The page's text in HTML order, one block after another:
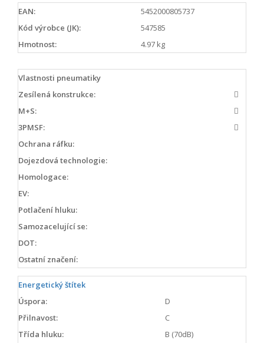
EAN:
5452000805737
Kód výrobce (JK):
547585
Hmotnost:
4.97 kg
Vlastnosti pneumatiky
Zesílená konstrukce:
M+S:
3PMSF:
Ochrana ráfku:
Dojezdová technologie:
Homologace:
EV:
Potlačení hluku:
Samozacelující se:
DOT:
Ostatní značení:
Energetický štítek
Úspora:
D
Přilnavost:
C
Třída hluku:
B (70dB)